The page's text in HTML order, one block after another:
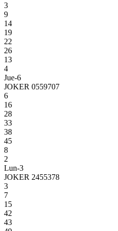
3
9
14
19
22
26
13
4
Jue-6
JOKER 0559707
6
16
28
33
38
45
8
2
Lun-3
JOKER 2455378
3
7
15
42
43